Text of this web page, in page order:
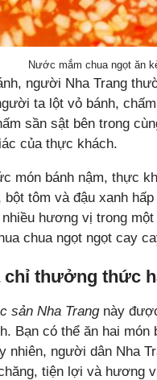
Nước mắm chua ngọt ăn
người Nha Trang
ta lột vỏ bánh,
sần sật bên trong
của thực khách.
món bánh nậm, thực
bột tôm và đậu xanh
hương vị trong
chua ngọt ngọt cay
chỉ thưởng thức
sản Nha Trangnày
Bạn có thể ăn hai
nhiên, người dân Nha
tiện lợi và hương